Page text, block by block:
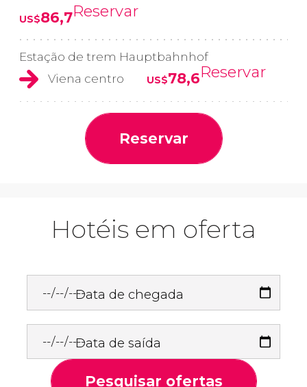
US$86,7Reservar
Estação de trem Hauptbahnhof
Viena centro
US$78,6Reservar
Reservar
Hotéis em oferta
Data de chegada
Data de saída
Pesquisar ofertas